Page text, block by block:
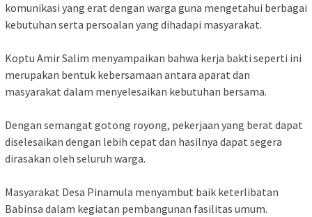
komunikasi yang erat dengan warga guna mengetahui berbagai
kebutuhan serta persoalan yang dihadapi masyarakat.
Koptu Amir Salim menyampaikan bahwa kerja bakti seperti ini
merupakan bentuk kebersamaan antara aparat dan
masyarakat dalam menyelesaikan kebutuhan bersama.
Dengan semangat gotong royong, pekerjaan yang berat dapat
diselesaikan dengan lebih cepat dan hasilnya dapat segera
dirasakan oleh seluruh warga.
Masyarakat Desa Pinamula menyambut baik keterlibatan
Babinsa dalam kegiatan pembangunan fasilitas umum.